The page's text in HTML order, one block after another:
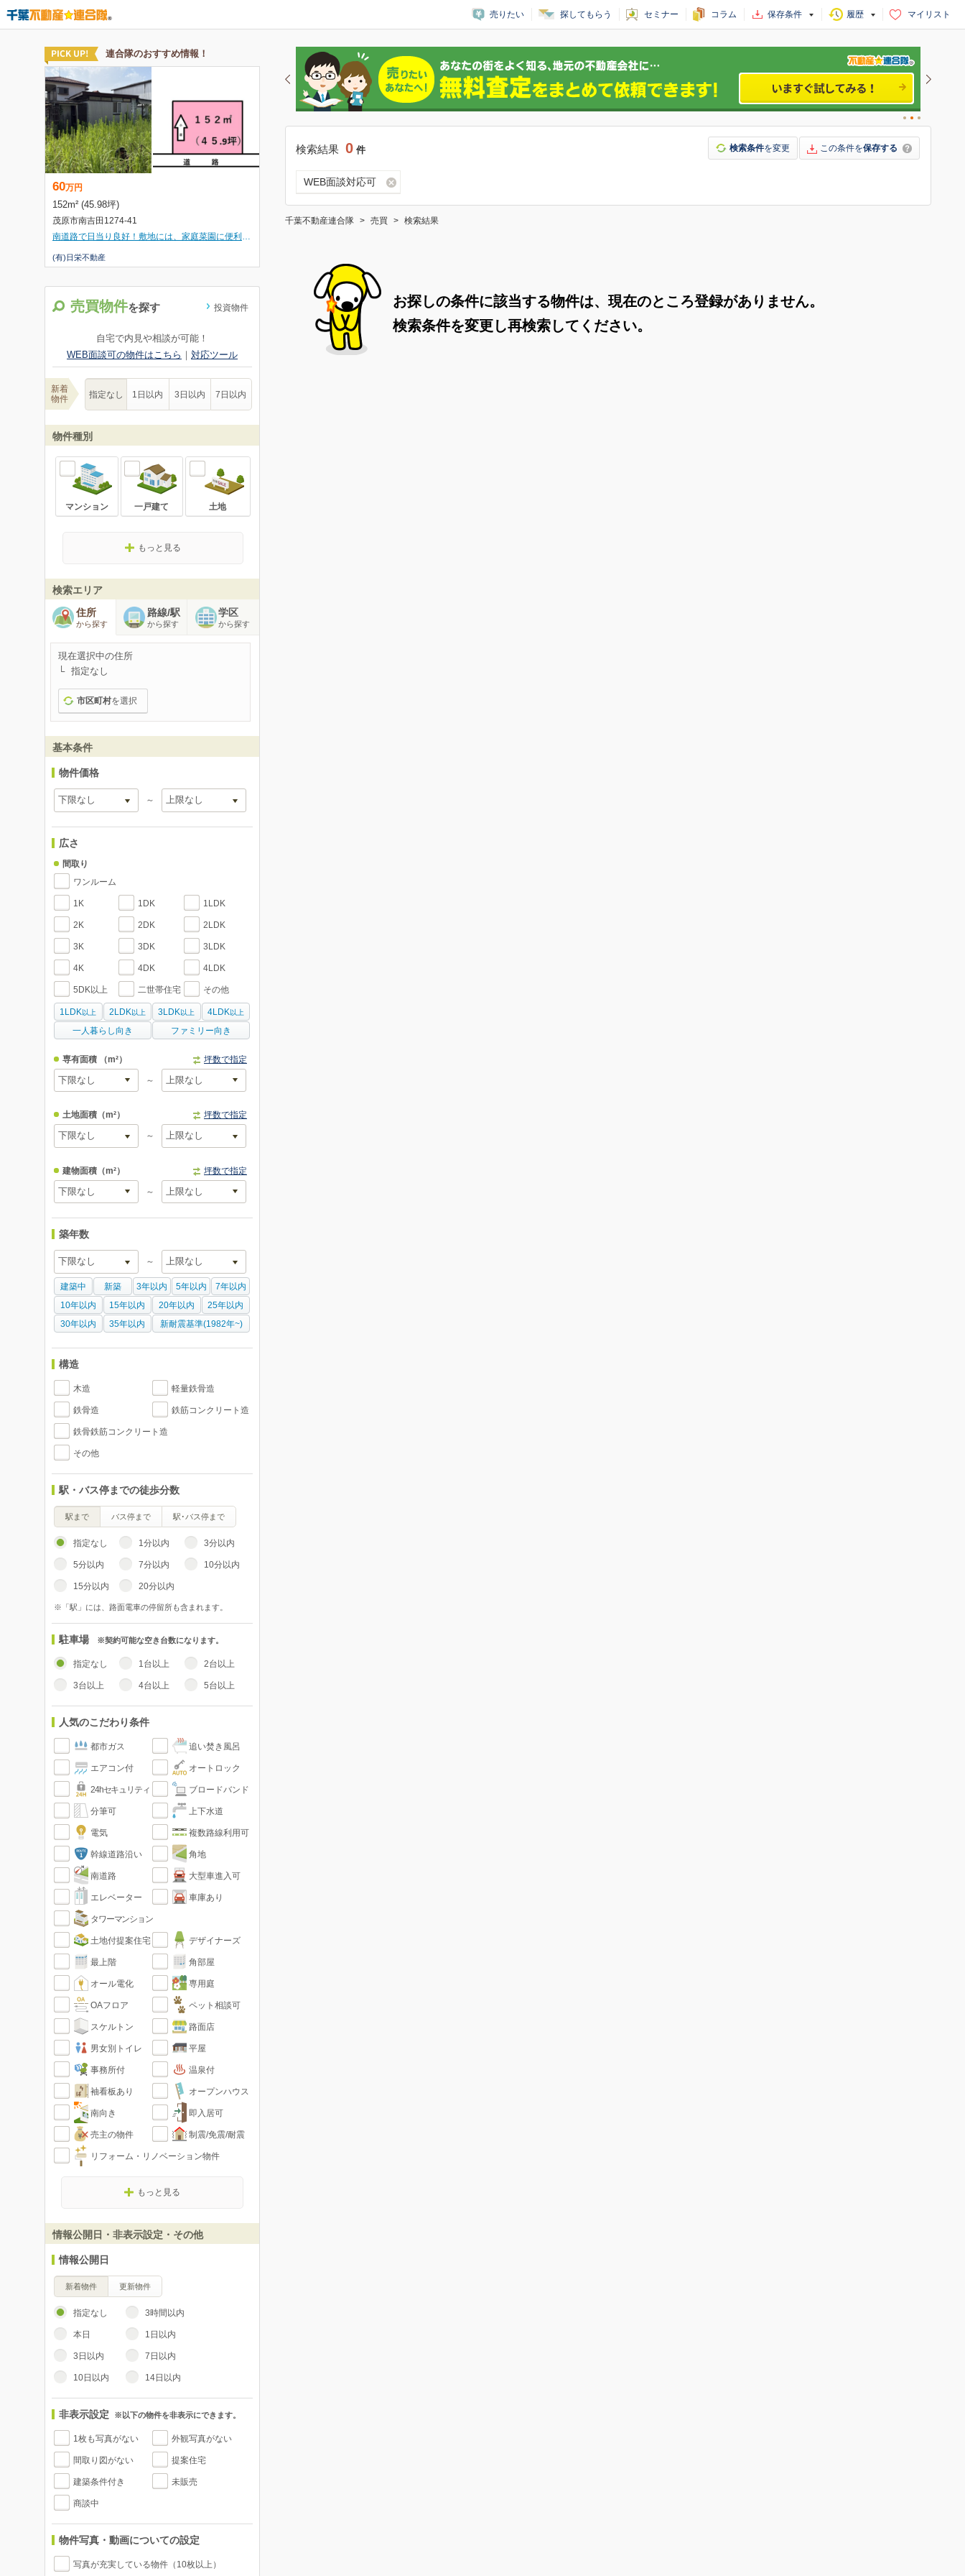
売りたい 探してもらう セミナー コラム 保存条件 履歴 マイリスト
売買物件を探す 投資物件
自宅で内見や相談が可能！
WEB面談可の物件はこちら ｜ 対応ツール
新着
物件
指定なし 1日以内 3日以内 7日以内
物件種別
マンション 一戸建て 土地
もっと見る
検索エリア
住所
から探す
路線/駅
から探す
学区
から探す
現在選択中の住所
指定なし
市区町村を選択
基本条件
物件価格
～
広さ
間取り
ワンルーム
1K 1DK 1LDK
2K 2DK 2LDK
3K 3DK 3LDK
4K 4DK 4LDK
5DK以上 二世帯住宅 その他
1LDK 以上 2LDK 以上 3LDK 以上 4LDK 以上
一人暮らし向き ファミリー向き
専有面積 （m²） 坪数で指定
～
土地面積（m²） 坪数で指定
～
建物面積（m²） 坪数で指定
～
築年数
～
建築中 新築 3年以内 5年以内
7年以内
10年以内
15年以内 20年以内
25年以内
30年以内
35年以内 新耐震基準(1982年~)
構造
木造 軽量鉄骨造
鉄骨造 鉄筋コンクリート造
鉄骨鉄筋コンクリート造
その他
駅・バス停までの徒歩分数
駅まで バス停まで 駅･バス停まで
指定なし 1分以内 3分以内
5分以内 7分以内 10分以内
15分以内 20分以内
※「駅」には、路面電車の停留所も含まれます。
駐車場 ※契約可能な空き台数になります。
指定なし 1台以上 2台以上
3台以上 4台以上 5台以上
人気のこだわり条件
都市ガス 追い焚き風呂
エアコン付 オートロック
24hセキュリティ ブロードバンド
分筆可 上下水道
電気 複数路線利用可
幹線道路沿い 角地
南道路 大型車進入可
エレベーター 車庫あり
タワーマンション
土地付提案住宅 デザイナーズ
最上階 角部屋
オール電化 専用庭
OAフロア ペット相談可
スケルトン 路面店
男女別トイレ 平屋
事務所付 温泉付
袖看板あり オープンハウス
南向き 即入居可
売主の物件 制震/免震/耐震
リフォーム・リノベーション物件
もっと見る
情報公開日・非表示設定・その他
情報公開日
新着物件 更新物件
指定なし 3時間以内
本日 1日以内
3日以内 7日以内
10日以内 14日以内
非表示設定 ※以下の物件を非表示にできます。
1枚も写真がない 外観写真がない
間取り図がない 提案住宅
建築条件付き 未販売
商談中
物件写真・動画についての設定
写真が充実している物件（10枚以上）
検索結果 0 件 検索条件を変更 この条件を保存する
WEB面談対応可
千葉不動産連合隊 売買 検索結果
お探しの条件に該当する物件は、現在のところ登録がありません。
検索条件を変更し再検索してください。